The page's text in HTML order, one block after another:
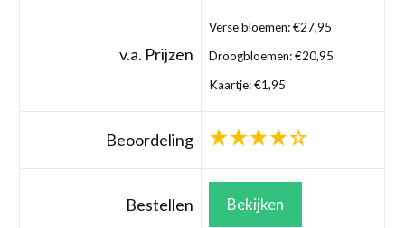
v.a. Prijzen
Verse bloemen: €27,95
Droogbloemen: €20,95
Kaartje: €1,95
Beoordeling
Bestellen Bekijken